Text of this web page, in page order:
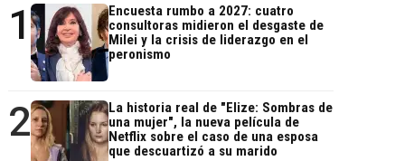
1
Encuesta rumbo a 2027: cuatro
consultoras midieron el desgaste de
Milei y la crisis de liderazgo en el
peronismo
2
La historia real de "Elize: Sombras de
una mujer", la nueva película de
Netflix sobre el caso de una esposa
que descuartizó a su marido